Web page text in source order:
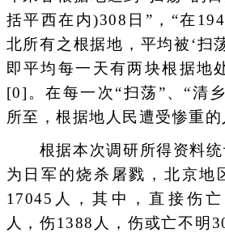
括平西在内)308日”，“在
北所有之根据地，平均被‘扫
即平均每一天有两块根据地
[0]。在每一次“扫荡”、“清
所至，根据地人民遭受惨重的
根据本次调研所得资料统
为日军的烧杀屠戮，北京地
17045人，其中，直接伤
人，伤1388人，伤或亡不明